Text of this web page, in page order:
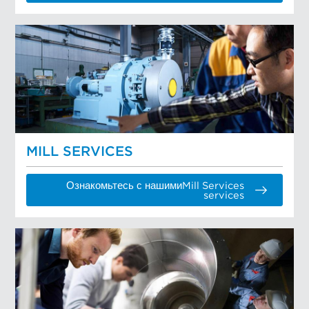
MILL SERVICES
Ознакомьтесь с нашимиMill Services
services